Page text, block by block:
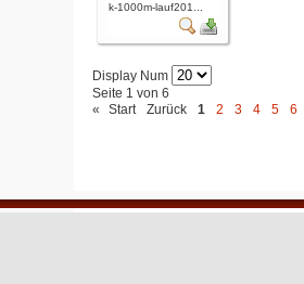
k-1000m-lauf201...
Display Num
Seite 1 von 6
«
Start Zurück 1 2 3 4 5 6